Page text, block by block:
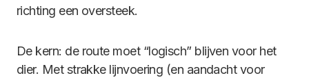
richting een oversteek.
De kern: de route moet “logisch” blijven voor het
dier. Met strakke lijnvoering (en aandacht voor